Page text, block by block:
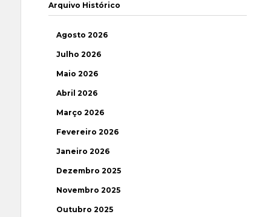
Arquivo Histórico
Agosto 2026
Julho 2026
Maio 2026
Abril 2026
Março 2026
Fevereiro 2026
Janeiro 2026
Dezembro 2025
Novembro 2025
Outubro 2025